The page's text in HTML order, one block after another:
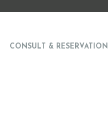
CONSULT & RESERVATION